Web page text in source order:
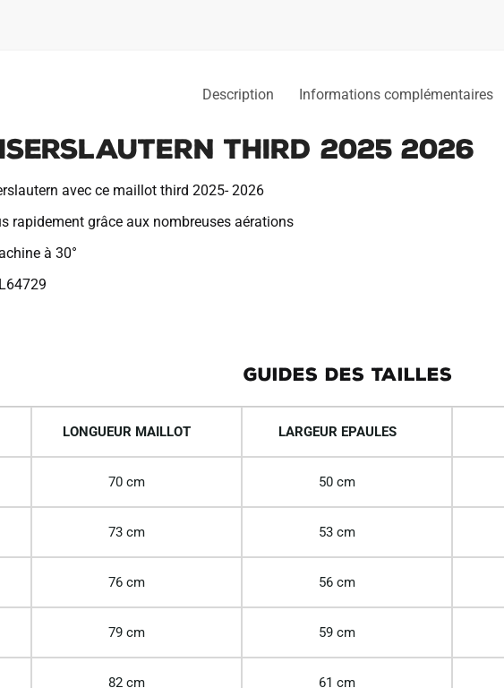
Description Informations complémentaires
Third 2025 2026
avec ce maillot third 2025- 2026
rapidement grâce aux nombreuses aérations
à 30°
GUIDES DES TAILLES
LONGUEUR MAILLOT LARGEUR EPAULES
70 cm 50 cm
73 cm 53 cm
76 cm 56 cm
79 cm 59 cm
82 cm 61 cm